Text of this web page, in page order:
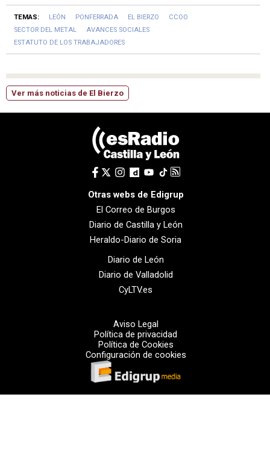
TEMAS: LEÓN PONFERRADA EL BIERZO
CCOO
SECTOR DEL METAL
AVANCES SOCIALES
ESTATUTO DE LOS TRABAJADORES
Ver más noticias de El Bierzo
Otras webs de Edigrup
El Correo de Burgos
Diario de Castilla y León
Heraldo-Diario de Soria
Diario de León
Diario de Valladolid
CyLTV.es
Aviso Legal
Política de privacidad
Política de Cookies
Configuración de cookies